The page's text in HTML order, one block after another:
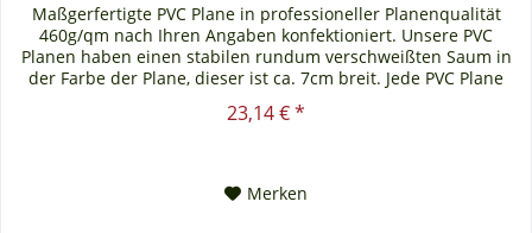
Maßgerfertigte PVC Plane in professioneller Planenqualität
460g/qm nach Ihren Angaben konfektioniert. Unsere PVC
Planen haben einen stabilen rundum verschweißten Saum in
der Farbe der Plane, dieser ist ca. 7cm breit. Jede PVC Plane
23,14 € *
Merken